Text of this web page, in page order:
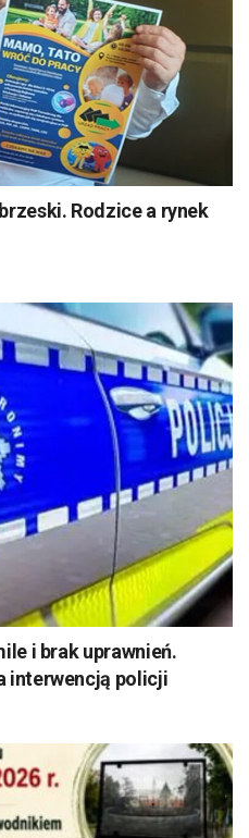
Rodzice a rynek
i brak uprawnień.
interwencją policji